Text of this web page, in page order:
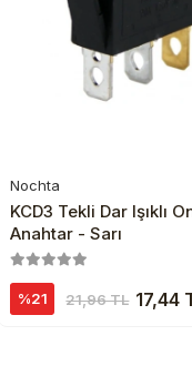
Sepete Ekle
Nochta
KCD3 Tekli Dar Işıklı
Anahtar - Sarı
%21 21,96 TL 17,44